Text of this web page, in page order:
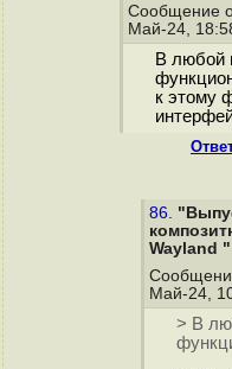
Сообщение
Май-24,
В любой
к этому
86.
Wayland "
Май-24,
> В